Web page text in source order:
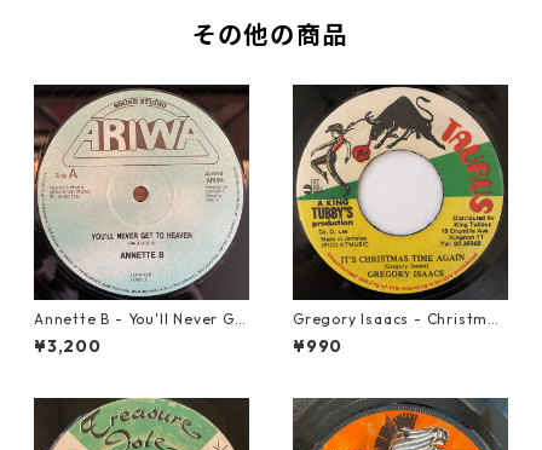
その他の商品
Annette B - You'll Never Ge
t To Heaven【12-50058】
¥3,200
Gregory Isaacs - Christmas
Time Once Again【7-2058
9】
¥990